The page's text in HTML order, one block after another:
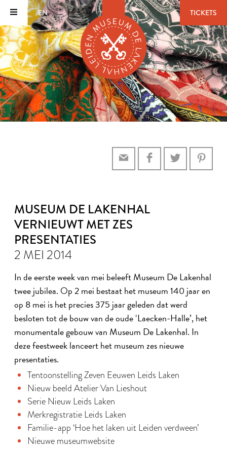
EN TICKETS
MUSEUM DE LAKENHAL
VERNIEUWT MET ZES
PRESENTATIES
2 MEI 2014
In de eerste week van mei beleeft Museum De Lakenhal
twee jubilea. Op 2 mei bestaat het museum 140 jaar en
op 8 mei is het precies 375 jaar geleden dat werd
besloten tot de bouw van de oude ‘Laecken-Halle’, het
monumentale gebouw van Museum De Lakenhal. In
deze feestweek lanceert het museum zes nieuwe
presentaties.
Tentoonstelling Zeven Eeuwen Leids Laken
Nieuw beeld Atelier Van Lieshout
Serie Nieuw Leids Laken
Merkregistratie Leids Laken
Familie-app ‘Hoe het laken uit Leiden verdween’
Nieuwe museumwebsite